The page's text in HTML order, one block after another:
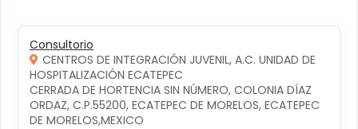
Consultorio
CENTROS DE INTEGRACIÓN JUVENIL, A.C. UNIDAD DE
HOSPITALIZACIÓN ECATEPEC
CERRADA DE HORTENCIA SIN NÚMERO, COLONIA DÍAZ
ORDAZ, C.P.55200, ECATEPEC DE MORELOS, ECATEPEC
DE MORELOS,MEXICO